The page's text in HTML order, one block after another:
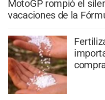
MotoGP rompió el
vacaciones de la